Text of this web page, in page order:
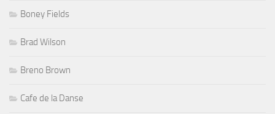
Boney Fields
Brad Wilson
Breno Brown
Cafe de la Danse